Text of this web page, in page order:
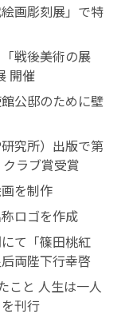
画彫刻展」で特
戦後美術の展
開催
公邸のために壁
究所）出版で第
ラブ賞受賞
を制作
ロゴを作成
て「篠田桃紅
両陛下行幸啓
こと 人生は一人
刊行